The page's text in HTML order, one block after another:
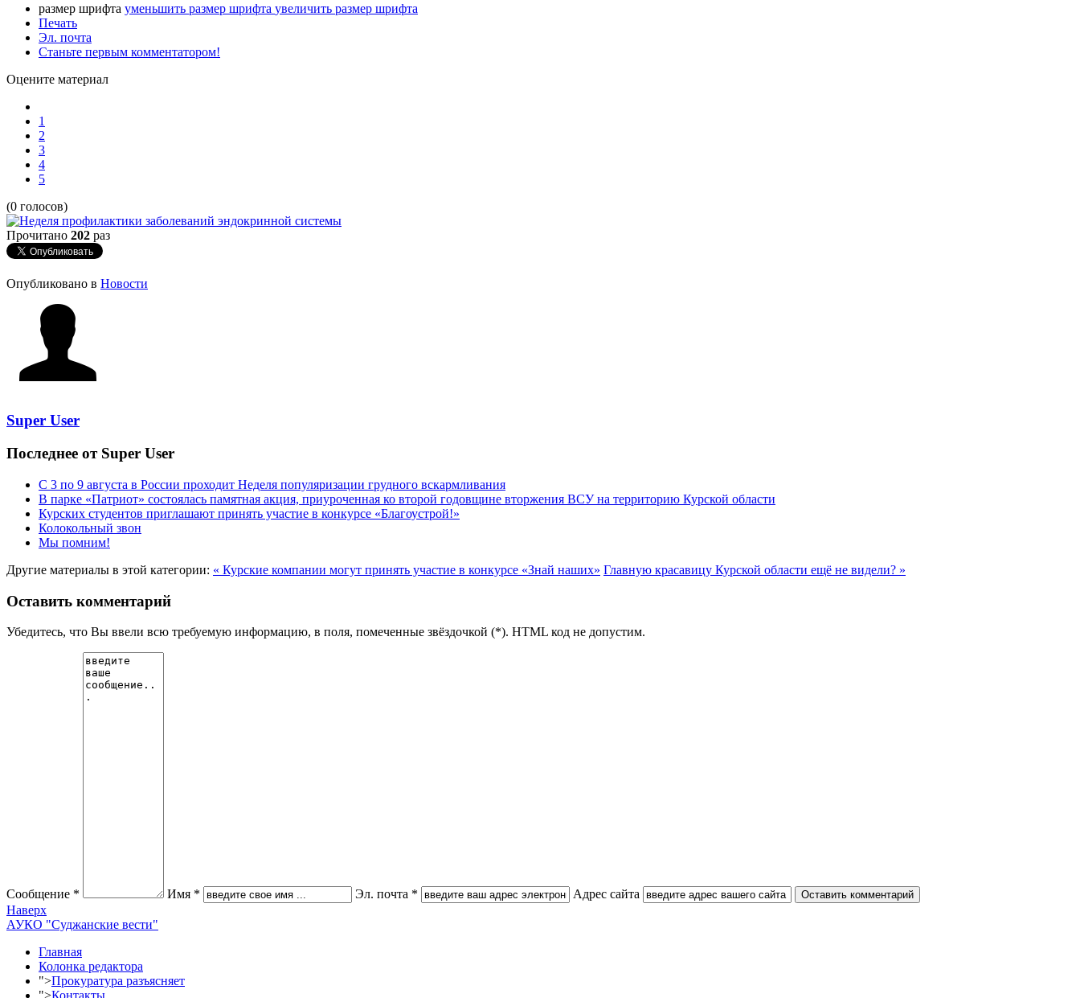
размер шрифта уменьшить размер шрифта увеличить размер шрифта
Печать
Эл. почта
Станьте первым комментатором!
Оцените материал
1
2
3
4
5
(0 голосов)
Прочитано 202 раз
Опубликовано в Новости
Super User
Последнее от Super User
С 3 по 9 августа в России проходит Неделя популяризации грудного вскармливания
В парке «Патриот» состоялась памятная акция, приуроченная ко второй годовщине вторжения ВСУ на территорию Курской области
Курских студентов приглашают принять участие в конкурсе «Благоустрой!»
Колокольный звон
Мы помним!
Другие материалы в этой категории: « Курские компании могут принять участие в конкурсе «Знай наших» Главную красавицу Курской области ещё не видели? »
Оставить комментарий
Убедитесь, что Вы ввели всю требуемую информацию, в поля, помеченные звёздочкой (*). HTML код не допустим.
Сообщение * Имя * Эл. почта *
Адрес сайта
Наверх
АУКО "Суджанские вести"
Главная
Колонка редактора
">Прокуратура разъясняет